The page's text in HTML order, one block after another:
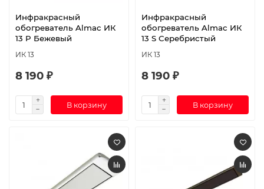
Инфракрасный
обогреватель Almac ИК
13 P Бежевый
ИК 13
8 190 ₽
В корзину
Инфракрасный
обогреватель Almac ИК
13 S Серебристый
ИК 13
8 190 ₽
В корзину